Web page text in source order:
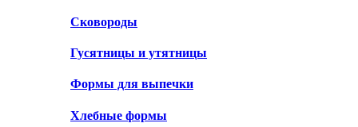
Сковороды
Гусятницы и утятницы
Формы для выпечки
Хлебные формы